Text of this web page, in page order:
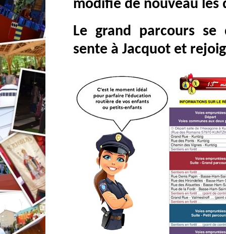
modifie de nouveau les
Le grand parcours
sente à Jacquot et